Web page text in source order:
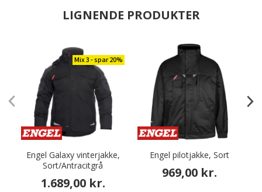
LIGNENDE PRODUKTER
Mix 3 - spar 20%
Engel Galaxy vinterjakke,
Sort/Antracitgrå
1.689,00 kr.
Engel pilotjakke, Sort
969,00 kr.